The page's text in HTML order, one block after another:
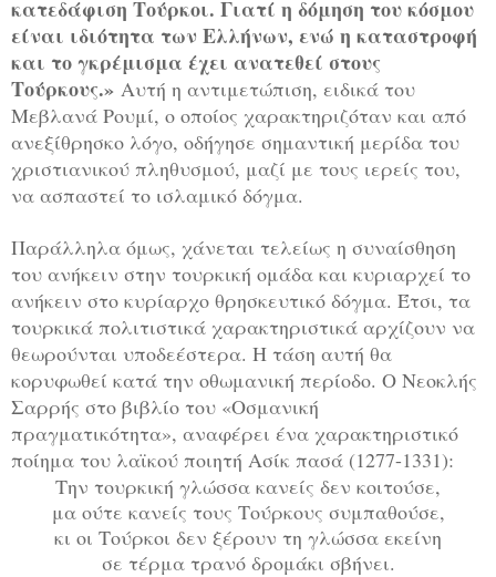
κατεδάφιση Τούρκοι. Γιατί η δόμηση του κόσμου
είναι ιδιότητα των Ελλήνων, ενώ η καταστροφή
και το γκρέμισμα έχει ανατεθεί στους
Τούρκους.» Αυτή η αντιμετώπιση, ειδικά του
Μεβλανά Ρουμί, ο οποίος χαρακτηριζόταν και από
ανεξίθρησκο λόγο, οδήγησε σημαντική μερίδα του
χριστιανικού πληθυσμού, μαζί με τους ιερείς του,
να ασπαστεί το ισλαμικό δόγμα.
Παράλληλα όμως, χάνεται τελείως η συναίσθηση
του ανήκειν στην τουρκική ομάδα και κυριαρχεί το
ανήκειν στο κυρίαρχο θρησκευτικό δόγμα. Έτσι, τα
τουρκικά πολιτιστικά χαρακτηριστικά αρχίζουν να
θεωρούνται υποδεέστερα. Η τάση αυτή θα
κορυφωθεί κατά την οθωμανική περίοδο. Ο Νεοκλής
Σαρρής στο βιβλίο του «Οσμανική
πραγματικότητα», αναφέρει ένα χαρακτηριστικό
ποίημα του λαϊκού ποιητή Ασίκ πασά (1277-1331):
Την τουρκική γλώσσα κανείς δεν κοιτούσε,
μα ούτε κανείς τους Τούρκους συμπαθούσε,
κι οι Τούρκοι δεν ξέρουν τη γλώσσα εκείνη
σε τέρμα τρανό δρομάκι σβήνει.